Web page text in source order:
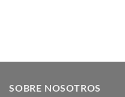
SOBRE NOSOTROS